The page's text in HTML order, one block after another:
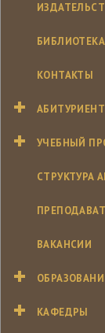
БИБЛИОТЕКА
КОНТАКТЫ
УЧЕБНЫЙ
СТРУКТУРА
ВАКАНСИИ
КАФЕДРЫ